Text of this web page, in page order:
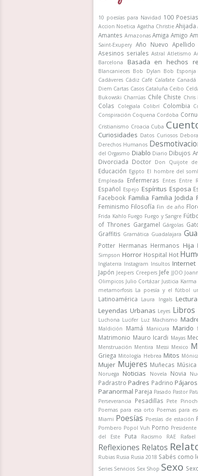
10 poesías para Navidad 100
Accion Noetica Agatha Christie Ahijada
Amantes Amazonas Amiga Amigo
Saint-Exupery Año Nuevo Apellido
Asesinos seriales Astral Atletismo
Barcelona
Basada en hechos
Blancanieces Bob Dylan Bob Esponja
Cadáveres Cádiz Café Calafate Canadá
Diem Cartas Casos Cataluña Ceibo
Bukowski Charrúas Chile Chiste Chris
Colas Colegiala Colibrí Colombia
Conspiración Coquena Cordoba
Cristianismo Croacia Cuba
Curiosidades Datos Curiosos
Derechos Humanos
del Orgasmo Diablo Diario Dibujos
Divorciada Doctor Don Quijote
Educación Egipto El hombre del
Empleada
Enfermeras Entes Entre
Español Espejo Espíritus Esposa
Facebook Familia Familia Jodida
Feminismo Filosofía Fin de año
Frida Kahlo Fuego Fuego y Sangre
of Thrones Gargamel Gárgolas
Graffitis Gramática Guadalajara
Potter Hermanas Hermanos Hija
Simpson Horror Hospital Hot
Inglaterra Instagram Insultos Internet
Japón Jeepers Creepers Jefe JJOO
Olimpicos Julio Cortázar Justicia Karma
metamorfosis La poesía y el fútbol
Latinoamérica Laura Ingals Lectura
Leyendas Urbanas Leyes Libros
Luchona Lucifer Luz Machismo
Maldición
Mamá Manicura Marido
Matrimonio Mauro Icardi Mayas
Menstruación Mentira Messi Mexico
Griega Mitología Hebrea Mitos
Mujer Mujeres Muñecas Música
Noruega Noticias Novela Novia
Padrastro Padres Padrino Pájaros
Paranormal Pareja Pasado Pastor
Perseverancia
Pesadillas Pete
Poemas para esa orto Poemas para
Miami Poesías Poesías de estación
Pombero Popol Vuh Porno Presidente
del Este
Puta Racismo RAE
Reflexiones Relatos
Rubias Rusia Rusia 2018 Sabés como
Series Servicios Sex Shop Sexo